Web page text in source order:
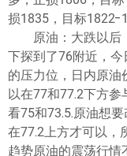
损1835，目标1822-
原油：大跌以后
下探到了76附近，
的压力位，日内原
以在77和77.2下方
看75和73.5.原油想
在77.2上方才可以，
趋势原油的震荡行